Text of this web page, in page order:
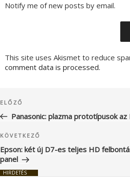
Notify me of new posts by email.
This site uses Akismet to reduce
comment data is processed.
navigáció
Korábbi
bejegyzés
ELŐZŐ
Panasonic: plazma prototípusok az
Következő
bejegyzés
KÖVETKEZŐ
Epson: két új D7-es teljes HD
panel
HIRDETÉS